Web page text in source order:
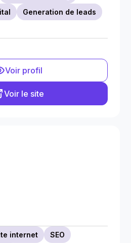
Generation de leads
Voir profil
Voir le site
internet
SEO